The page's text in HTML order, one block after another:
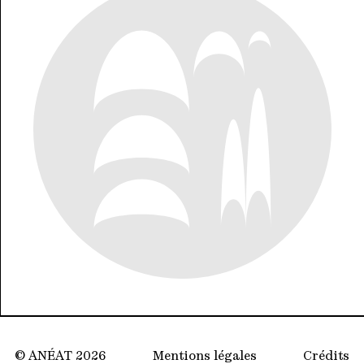
© ANÉAT 2026 Mentions légales Crédits